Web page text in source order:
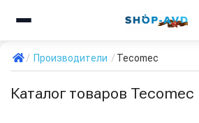
Производители Tecomec
Каталог товаров Tecomec